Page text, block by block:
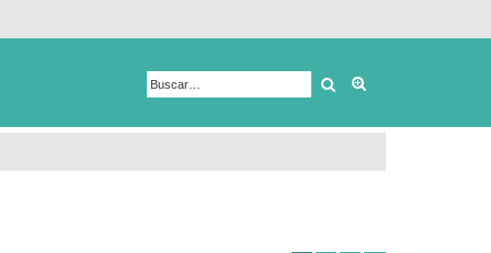
Buscar